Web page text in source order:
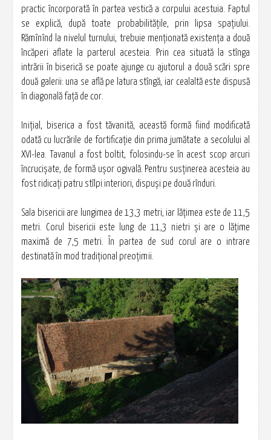
practic încorporată în partea vestică a corpului acestuia. Faptul
se explică, după toate probabilităţile, prin lipsa spaţiului.
Rămînînd la nivelul turnului, trebuie menţionată existenţa a două
încăperi aflate la parterul acesteia. Prin cea situată la stînga
intrării în biserică se poate ajunge cu ajutorul a două scări spre
două galerii: una se află pe latura stîngă, iar cealaltă este dispusă
în diagonală faţă de cor.
Iniţial, biserica a fost tăvanită, această formă fiind modificată
odată cu lucrările de fortificaţie din prima jumătate a secolului al
XVI-lea. Tavanul a fost boltit, folosindu-se în acest scop arcuri
încrucişate, de formă uşor ogivală. Pentru susţinerea acesteia au
fost ridicaţi patru stîlpi interiori, dispuşi pe două rînduri.
Sala bisericii are lungimea de 13,3 metri, iar lăţimea este de 11,5
metri. Corul bisericii este lung de 11,3 nietri şi are o lăţime
maximă de 7,5 metri. În partea de sud corul are o intrare
destinată în mod tradiţional preoţimii.